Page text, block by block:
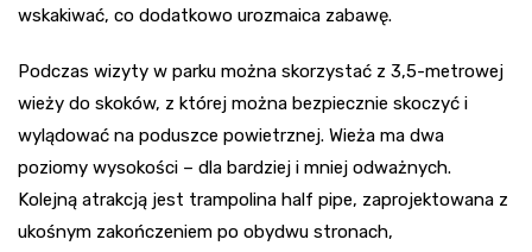
wskakiwać, co dodatkowo urozmaica zabawę.
Podczas wizyty w parku można skorzystać z 3,5-metrowej
wieży do skoków, z której można bezpiecznie skoczyć i
wylądować na poduszce powietrznej. Wieża ma dwa
poziomy wysokości – dla bardziej i mniej odważnych.
Kolejną atrakcją jest trampolina half pipe, zaprojektowana z
ukośnym zakończeniem po obydwu stronach,